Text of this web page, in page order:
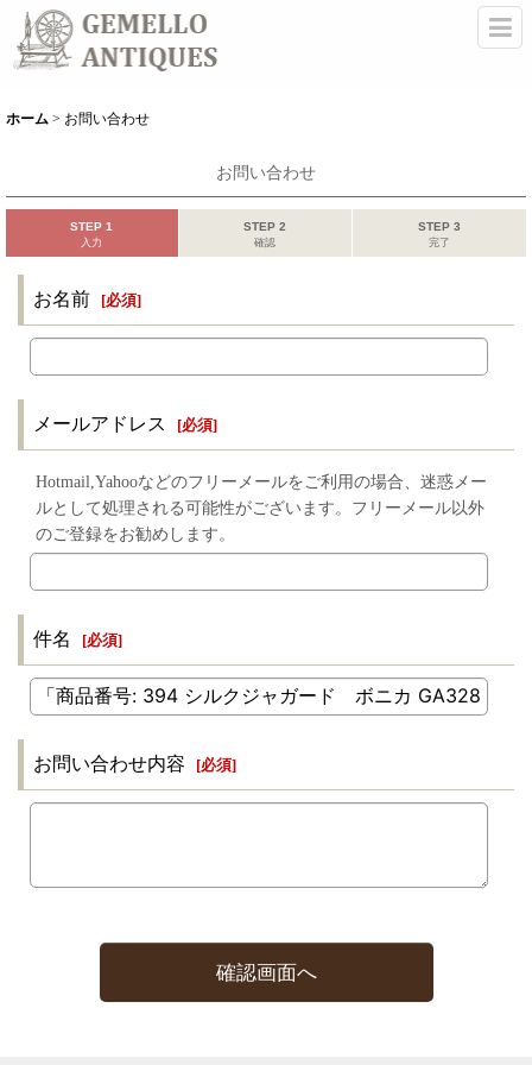
ホーム > お問い合わせ
お問い合わせ
STEP 1
入力
STEP 2
確認
STEP 3
完了
お名前 [必須]
メールアドレス [必須]
Hotmail,Yahooなどのフリーメールをご利用の場合、迷惑メー
ルとして処理される可能性がございます。フリーメール以外
のご登録をお勧めします。
件名 [必須]
お問い合わせ内容 [必須]
確認画面へ